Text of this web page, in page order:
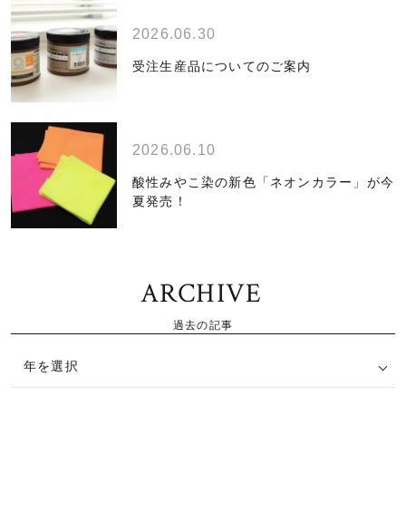
2026.06.30
受注生産品についてのご案内
2026.06.10
酸性みやこ染の新色「ネオンカラー」が今
夏発売！
ARCHIVE
過去の記事
年を選択